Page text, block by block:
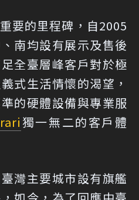
要的里程碑，自2005
南均設有展示及售後
全臺層峰客戶對於極
式生活情懷的渴望，
的硬體設備與專業服
獨一無二的客戶體
灣主要城市設有旗艦